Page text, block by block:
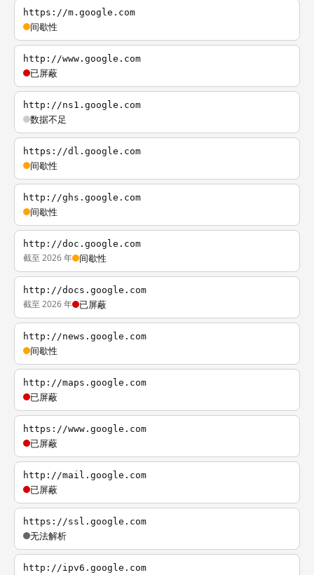
https://m.google.com
间歇性
http://www.google.com
已屏蔽
http://ns1.google.com
数据不足
https://dl.google.com
间歇性
http://ghs.google.com
间歇性
http://doc.google.com
截至 2026 年 间歇性
http://docs.google.com
截至 2026 年 已屏蔽
http://news.google.com
间歇性
http://maps.google.com
已屏蔽
https://www.google.com
已屏蔽
http://mail.google.com
已屏蔽
https://ssl.google.com
无法解析
http://ipv6.google.com